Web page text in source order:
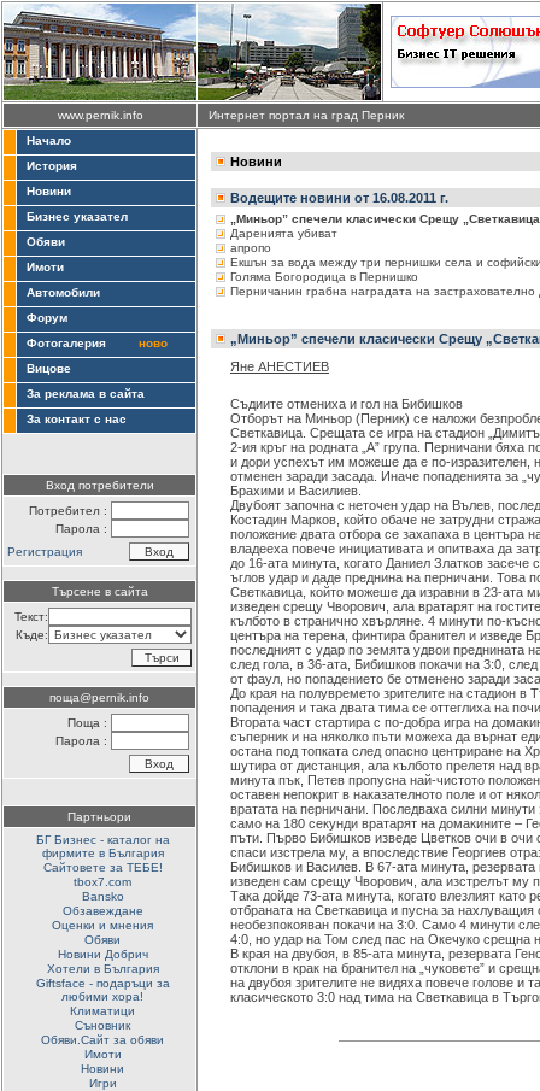
www.pernik.info
Интернет портал на град Перник
Начало
История
Новини
Бизнес указател
Обяви
Имоти
Автомобили
Форум
Фотогалерия
ново
Вицове
За реклама в сайта
За контакт с нас
Вход потребители
Потребител :
Парола :
Регистрация
Търсене в сайта
Текст:
Къде:
поща@pernik.info
Поща :
Парола :
Партньори
БГ Бизнес - каталог на
фирмите в България
Сайтовете за ТЕБЕ!
tbox7.com
Bansko
Обзавеждане
Оценки и мнения
Обяви
Новини Добрич
Хотели в България
Giftsface - подаръци за
любими хора!
Климатици
Съновник
Обяви.Сайт за обяви
Имоти
Новини
Игри
Новини
Водещите новини от 16.08.2011 г.
„Миньор” спечели класически Срещу
Даренията убиват
апропо
Екшън за вода между три пернишки села и
Голяма Богородица в Пернишко
Перничанин грабна наградата на застрахователно
„Миньор” спечели класически Срещу
Яне АНЕСТИЕВ
Съдиите отмениха и гол на Бибишков
Отборът на Миньор (Перник) се наложи
Светкавица. Срещата се игра на стадион
2-ия кръг на родната „А” група. Перничани бяха
и дори успехът им можеше да е по-изразителен,
отменен заради засада. Иначе попаденията за
Брахими и Василиев.
Двубоят започна с неточен удар на Вълев,
Костадин Марков, който обаче не затрудни
положение двата отбора се захапаха в центъра
владееха повече инициативата и опитваха да
до 16-ата минута, когато Даниел Златков засече
ъглов удар и даде преднина на перничани. Това
Светкавица, който можеше да изравни в 23-ата
изведен срещу Чворович, ала вратарят на
кълбото в странично хвърляне. 4 минути по-
центъра на терена, финтира бранител и изведе
последният с удар по земята удвои преднината
след гола, в 36-ата, Бибишков покачи на 3:0,
от фаул, но попадението бе отменено заради
До края на полувремето зрителите на стадион в
попадения и така двата тима се оттеглиха на
Втората част стартира с по-добра игра на
съперник и на няколко пъти можеха да върнат
остана под топката след опасно центриране на
шутира от дистанция, ала кълбото прелетя над
минута пък, Петев пропусна най-чистото
оставен непокрит в наказателното поле и от
вратата на перничани. Последваха силни минути
само на 180 секунди вратарят на домакините –
пъти. Първо Бибишков изведе Цветков очи в очи
спаси изстрела му, а впоследствие Георгиев
Бибишков и Василев. В 67-ата минута,
изведен сам срещу Чворович, ала изстрелът му
Така дойде 73-ата минута, когато влезлият като
отбраната на Светкавица и пусна за нахлуващия
необезпокояван покачи на 3:0. Само 4 минути
4:0, но удар на Том след пас на Окечуко срещна
В края на двубоя, в 85-ата минута, резервата
отклони в крак на бранител на „чуковете” и
на двубоя зрителите не видяха повече голове и
класическото 3:0 над тима на Светкавица в